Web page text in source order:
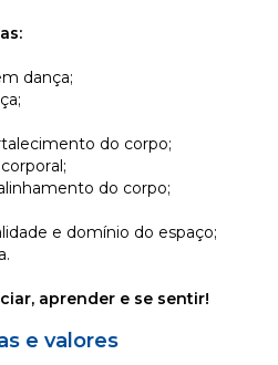
dança;
do corpo;
do corpo;
e domínio do espaço;
aprender e se sentir!
e valores